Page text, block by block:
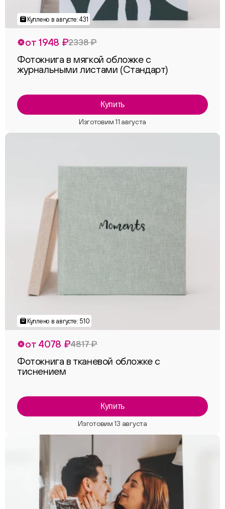
от 1948 ₽2338 ₽
Фотокнига в мягкой обложке с
журнальными листами (Стандарт)
Купить
от 4078 ₽4817 ₽
Фотокнига в тканевой обложке с
тиснением
Купить